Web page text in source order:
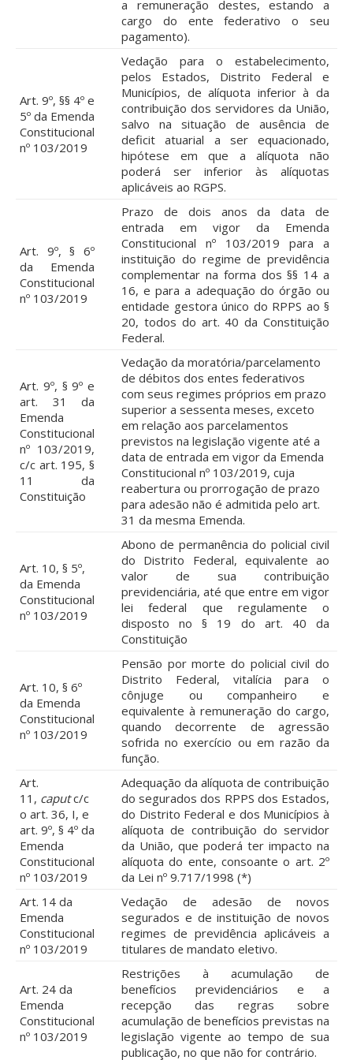
a remuneração destes, estando a
cargo do ente federativo o seu
pagamento).
Art. 9º, §§ 4º e
5º da Emenda
Constitucional
nº 103/2019
Vedação para o estabelecimento,
pelos Estados, Distrito Federal e
Municípios, de alíquota inferior à da
contribuição dos servidores da União,
salvo na situação de ausência de
deficit atuarial a ser equacionado,
hipótese em que a alíquota não
poderá ser inferior às alíquotas
aplicáveis ao RGPS.
Art. 9º, § 6º
da Emenda
Constitucional
nº 103/2019
Prazo de dois anos da data de
entrada em vigor da Emenda
Constitucional nº 103/2019 para a
instituição do regime de previdência
complementar na forma dos §§ 14 a
16, e para a adequação do órgão ou
entidade gestora único do RPPS ao §
20, todos do art. 40 da Constituição
Federal.
Art. 9º, § 9º e
art. 31 da
Emenda
Constitucional
nº 103/2019,
c/c art. 195, §
11 da
Constituição
Vedação da moratória/parcelamento
de débitos dos entes federativos
com seus regimes próprios em prazo
superior a sessenta meses, exceto
em relação aos parcelamentos
previstos na legislação vigente até a
data de entrada em vigor da Emenda
Constitucional nº 103/2019, cuja
reabertura ou prorrogação de prazo
para adesão não é admitida pelo art.
31 da mesma Emenda.
Art. 10, § 5º,
da Emenda
Constitucional
nº 103/2019
Abono de permanência do policial civil
do Distrito Federal, equivalente ao
valor de sua contribuição
previdenciária, até que entre em vigor
lei federal que regulamente o
disposto no § 19 do art. 40 da
Constituição
Art. 10, § 6º
da Emenda
Constitucional
nº 103/2019
Pensão por morte do policial civil do
Distrito Federal, vitalícia para o
cônjuge ou companheiro e
equivalente à remuneração do cargo,
quando decorrente de agressão
sofrida no exercício ou em razão da
função.
Art.
11, caputc/c
o art. 36, I, e
art. 9º, § 4º da
Emenda
Constitucional
nº 103/2019
Adequação da alíquota de contribuição
do segurados dos RPPS dos Estados,
do Distrito Federal e dos Municípios à
alíquota de contribuição do servidor
da União, que poderá ter impacto na
alíquota do ente, consoante o art. 2º
da Lei nº 9.717/1998 (*)
Art. 14 da
Emenda
Constitucional
nº 103/2019
Vedação de adesão de novos
segurados e de instituição de novos
regimes de previdência aplicáveis a
titulares de mandato eletivo.
Art. 24 da
Emenda
Constitucional
nº 103/2019
Restrições à acumulação de
benefícios previdenciários e a
recepção das regras sobre
acumulação de benefícios previstas na
legislação vigente ao tempo de sua
publicação, no que não for contrário.